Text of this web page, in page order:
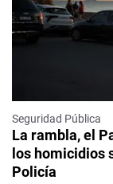
Seguridad Pública
La rambla, el
los homicidios
Policía